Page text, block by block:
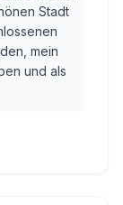
Stadt
mein
und als